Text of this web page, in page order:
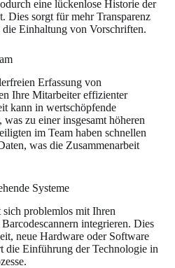
eine lückenlose Historie der
Dies sorgt für mehr Transparenz
Einhaltung von Vorschriften.
Erfassung von
Ihre Mitarbeiter effizienter
kann in wertschöpfende
zu einer insgesamt höheren
im Team haben schnellen
was die Zusammenarbeit
Systeme
problemlos mit Ihren
integrieren. Dies
neue Hardware oder Software
die Einführung der Technologie in